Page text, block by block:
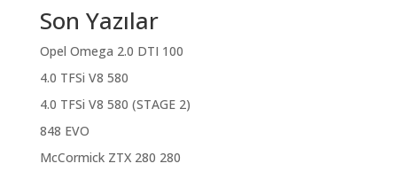
Son Yazılar
Opel Omega 2.0 DTI 100
4.0 TFSi V8 580
4.0 TFSi V8 580 (STAGE 2)
848 EVO
McCormick ZTX 280 280